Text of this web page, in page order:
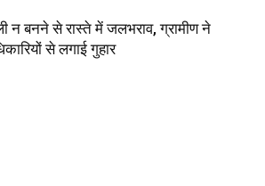
न बनने से रास्ते में जलभराव, ग्रामीण ने
से लगाई गुहार